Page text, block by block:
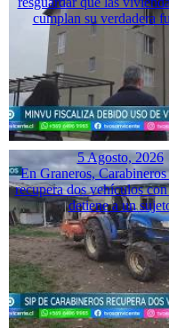
cumplan su verdadera
5 Agosto, 2026
En Graneros,
recupera dos vehículos
detiene a un